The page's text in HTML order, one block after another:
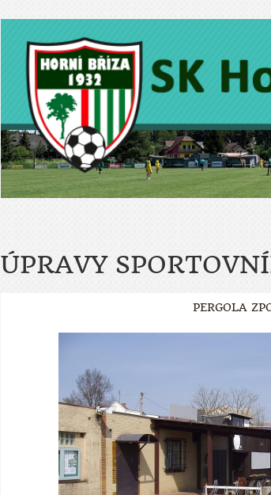
ÚPRAVY
PERGOLA